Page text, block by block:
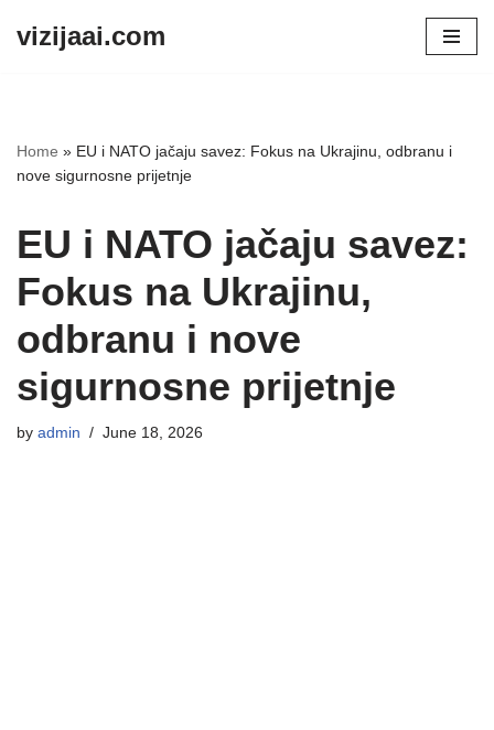
vizijaai.com
Home » EU i NATO jačaju savez: Fokus na Ukrajinu, odbranu i
nove sigurnosne prijetnje
EU i NATO jačaju savez:
Fokus na Ukrajinu,
odbranu i nove
sigurnosne prijetnje
by admin June 18, 2026